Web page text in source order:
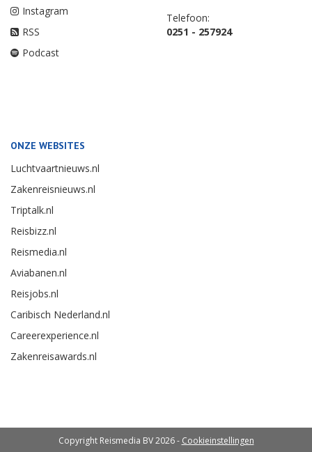
Instagram
RSS
Podcast
Telefoon:
0251 - 257924
ONZE WEBSITES
Luchtvaartnieuws.nl
Zakenreisnieuws.nl
Triptalk.nl
Reisbizz.nl
Reismedia.nl
Aviabanen.nl
Reisjobs.nl
Caribisch Nederland.nl
Careerexperience.nl
Zakenreisawards.nl
Copyright Reismedia BV 2026 - Cookieinstellingen